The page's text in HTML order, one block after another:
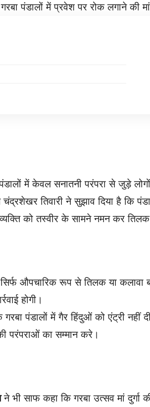
पंडालों में प्रवेश पर रोक लगाने की
में केवल सनातनी परंपरा से जुड़े
तिवारी ने सुझाव दिया है कि
को तस्वीर के सामने नमन कर
औपचारिक रूप से तिलक या कलावा
होगी।
पंडालों में गैर हिंदुओं को एंट्री नहीं
परंपराओं का सम्मान करे।
ने भी साफ कहा कि गरबा उत्सव मां दुर्गा